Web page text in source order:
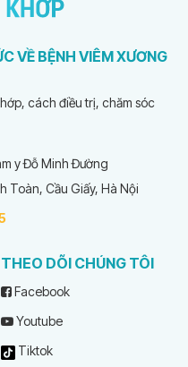
VỀ BỆNH VIÊM XƯƠNG
cách điều trị, chăm sóc
y Đỗ Minh Đường
Toàn, Cầu Giấy, Hà Nội
THEO DÕI CHÚNG TÔI
Facebook
Youtube
Tiktok